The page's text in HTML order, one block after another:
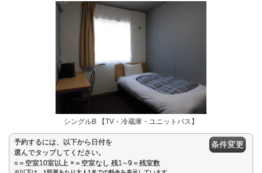
シングルB 【TV・冷蔵庫・ユニットバス】
予約するには、以下から日付を
選んでタップしてください。
○＝空室10室以上 ×＝空室なし 残1∼9＝残室数
条件変更